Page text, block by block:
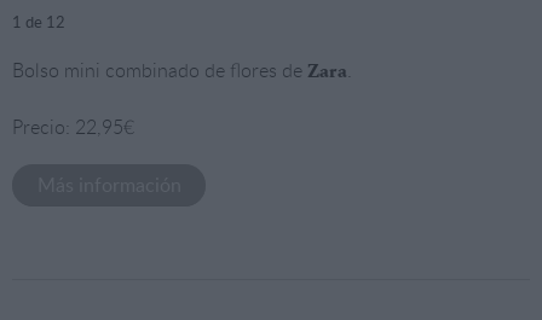
1 de 12
Bolso mini combinado de flores de Zara.
Precio: 22,95€